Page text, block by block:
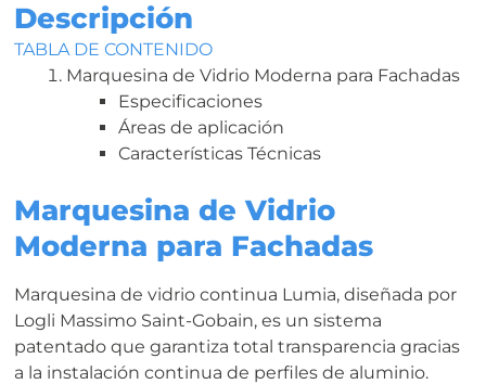
Descripción
TABLA DE CONTENIDO
Marquesina de Vidrio Moderna para Fachadas
Especificaciones
Áreas de aplicación
Características Técnicas
Marquesina de Vidrio
Moderna para Fachadas
Marquesina de vidrio continua Lumia, diseñada por
Logli Massimo Saint-Gobain, es un sistema
patentado que garantiza total transparencia gracias
a la instalación continua de perfiles de aluminio.